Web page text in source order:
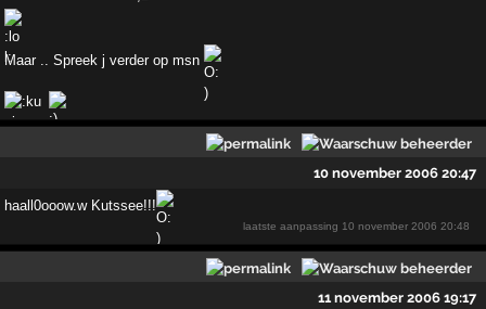
Maar .. Spreek j verder op msn
10 november 2006 20:47
haall0ooow.w Kutssee!!!
laatste aanpassing 10 november 2006 20:48
11 november 2006 19:17